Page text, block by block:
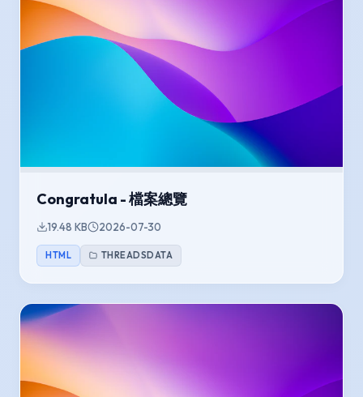
Congratula - 檔案總覽
19.48 KB 2026-07-30
HTML THREADSDATA